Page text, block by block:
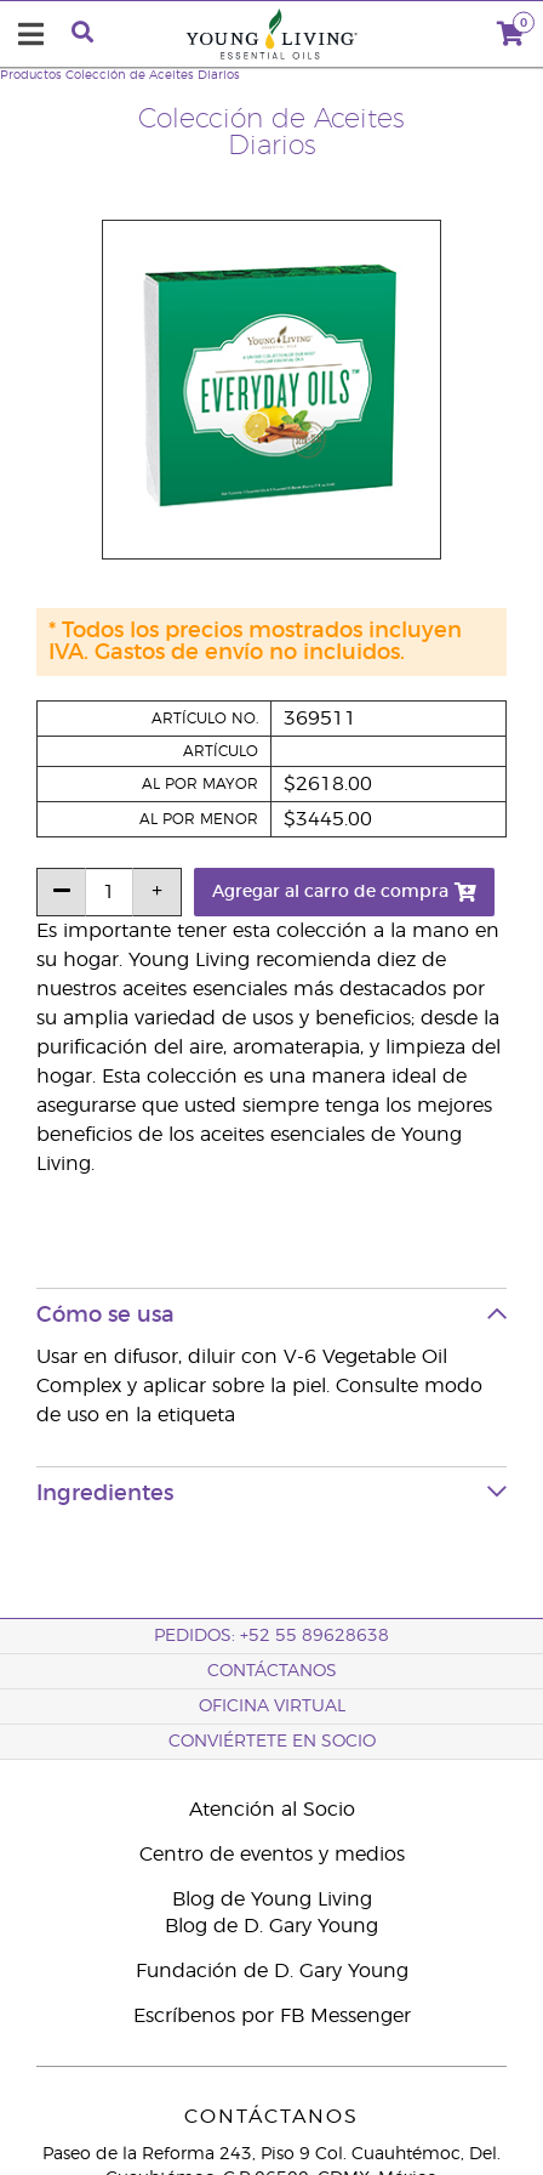
0
Colección de Aceites
Diarios
Productos Colección de Aceites Diarios
Es importante tener esta colección a la mano en
su hogar. Young Living recomienda diez de
nuestros aceites esenciales más destacados por
su amplia variedad de usos y beneficios; desde la
purificación del aire, aromaterapia, y limpieza del
hogar. Esta colección es una manera ideal de
asegurarse que usted siempre tenga los mejores
beneficios de los aceites esenciales de Young
Living.
ARTÍCULO NO. 369511
ARTÍCULO
AL POR MAYOR $2618.00
AL POR MENOR $3445.00
Agregar al carro de compra
* Todos los precios mostrados incluyen
IVA. Gastos de envío no incluidos.
Cómo se usa
Usar en difusor, diluir con V-6 Vegetable Oil
Complex y aplicar sobre la piel. Consulte modo
de uso en la etiqueta
Ingredientes
PEDIDOS: +52 55 89628638
CONTÁCTANOS
OFICINA VIRTUAL
CONVIÉRTETE EN SOCIO
Atención al Socio
Centro de eventos y medios
Blog de Young Living
Blog de D. Gary Young
Fundación de D. Gary Young
Escríbenos por FB Messenger
CONTÁCTANOS
Paseo de la Reforma 243, Piso 9 Col. Cuauhtémoc, Del.